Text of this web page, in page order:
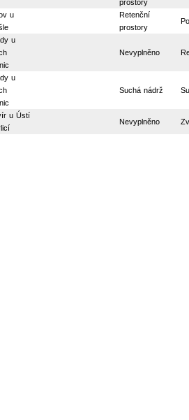
prostory
u
Retenční
prostory
u
Nevyplněno
u
Suchá nádrž
u Ústí
Nevyplněno